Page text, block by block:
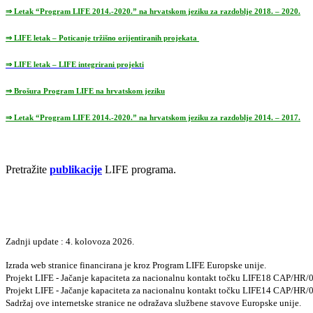
⇒ Letak “Program LIFE 2014.-2020.” na hrvatskom jeziku za razdoblje 2018. – 2020.
⇒ LIFE letak – Poticanje tržišno orijentiranih projekata
⇒ LIFE letak – LIFE integrirani projekti
⇒ Brošura Program LIFE na hrvatskom jeziku
⇒ Letak “Program LIFE 2014.-2020.” na hrvatskom jeziku za razdoblje 2014. – 2017.
Pretražite publikacije LIFE programa.
Zadnji update : 4. kolovoza 2026.
Izrada web stranice financirana je kroz Program LIFE Europske unije.
Projekt LIFE - Jačanje kapaciteta za nacionalnu kontakt točku LIFE18 CAP/HR/
Projekt LIFE - Jačanje kapaciteta za nacionalnu kontakt točku LIFE14 CAP/HR/
Sadržaj ove internetske stranice ne odražava službene stavove Europske unije.